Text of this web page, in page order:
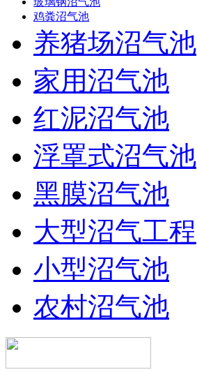
鸡粪沼气池
养猪场沼气池
家用沼气池
红泥沼气池
浮罩式沼气池
黑膜沼气池
大型沼气工程
小型沼气池
农村沼气池